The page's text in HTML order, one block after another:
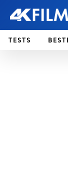
TESTS